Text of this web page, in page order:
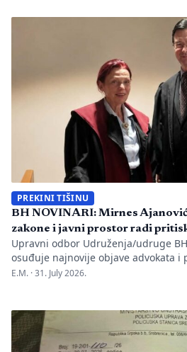
se tih dana nije samo […]
PREKINI TIŠINU
BH NOVINARI: Mirnes
zakone i javni prostor radi
Upravni odbor Udruženja/udruge
osuđuje najnovije objave advokata i
Ajanovića i kontinuiranu kampanju
Novinara Marka Divkovića i
Nakon ranije podnesenih krivičnih
protiv Anise Mahmutović i
E.M. ·31. July 2026.